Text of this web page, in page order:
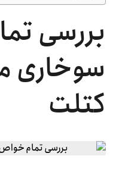
بررسی
کتلت